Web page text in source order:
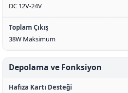
DC 12V-24V
Toplam Çıkış
38W Maksimum
Depolama ve Fonksiyon
Hafıza Kartı Desteği